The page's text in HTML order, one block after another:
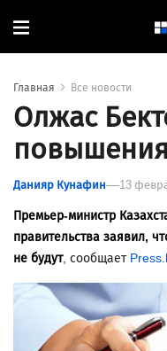
Главная Все новости
Олжас
Данияр Кунафин 13
Премьер-министр
правительства заявил,
не будут, сообщает